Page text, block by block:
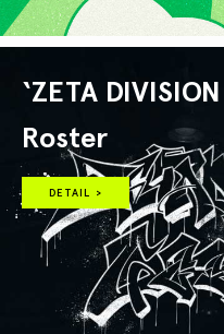
‘ZETA
Roster
DETAIL >